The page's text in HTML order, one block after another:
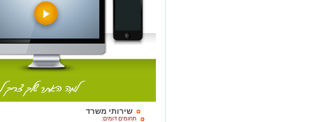
שירותי משרד
תחומים דומים: